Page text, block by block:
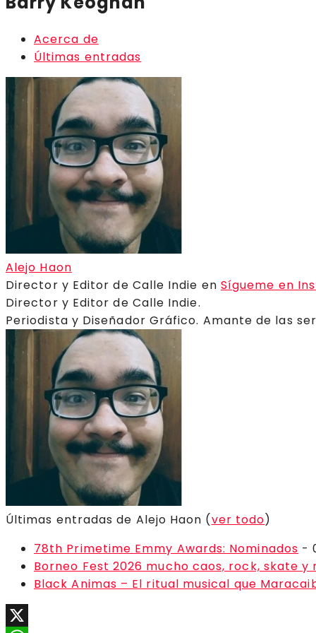
Acerca de
Últimas entradas
Alejo Haon
Director y Editor de Calle Indie en Sígueme en
Director y Editor de Calle Indie.
Periodista y Diseñador Gráfico. Amante de las
Últimas entradas de Alejo Haon (ver todo)
78th Primetime Emmy Awards: Nominados -
Borneo Fest 2026 mucho caos, rock, skate
Black Animas – El ritual musical que